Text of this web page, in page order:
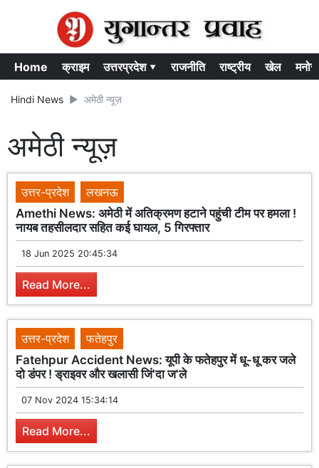
Home क्राइम उत्तरप्रदेश ▾ राजनीति राष्ट्रीय खेल
Hindi News अमेठी न्यूज़
अमेठी न्यूज़
उत्तर-प्रदेश
लखनऊ
Amethi News: अमेठी में अतिक्रमण हटाने पहुंची टीम पर हमला !
नायब तहसीलदार सहित कई घायल, 5 गिरफ्तार
18 Jun 2025 20:45:34
Read More...
उत्तर-प्रदेश
फतेहपुर
Fatehpur Accident News: यूपी के फतेहपुर में धू-धू कर जले
दो डंपर ! ड्राइवर और खलासी जिं'दा ज'ले
07 Nov 2024 15:34:14
Read More...